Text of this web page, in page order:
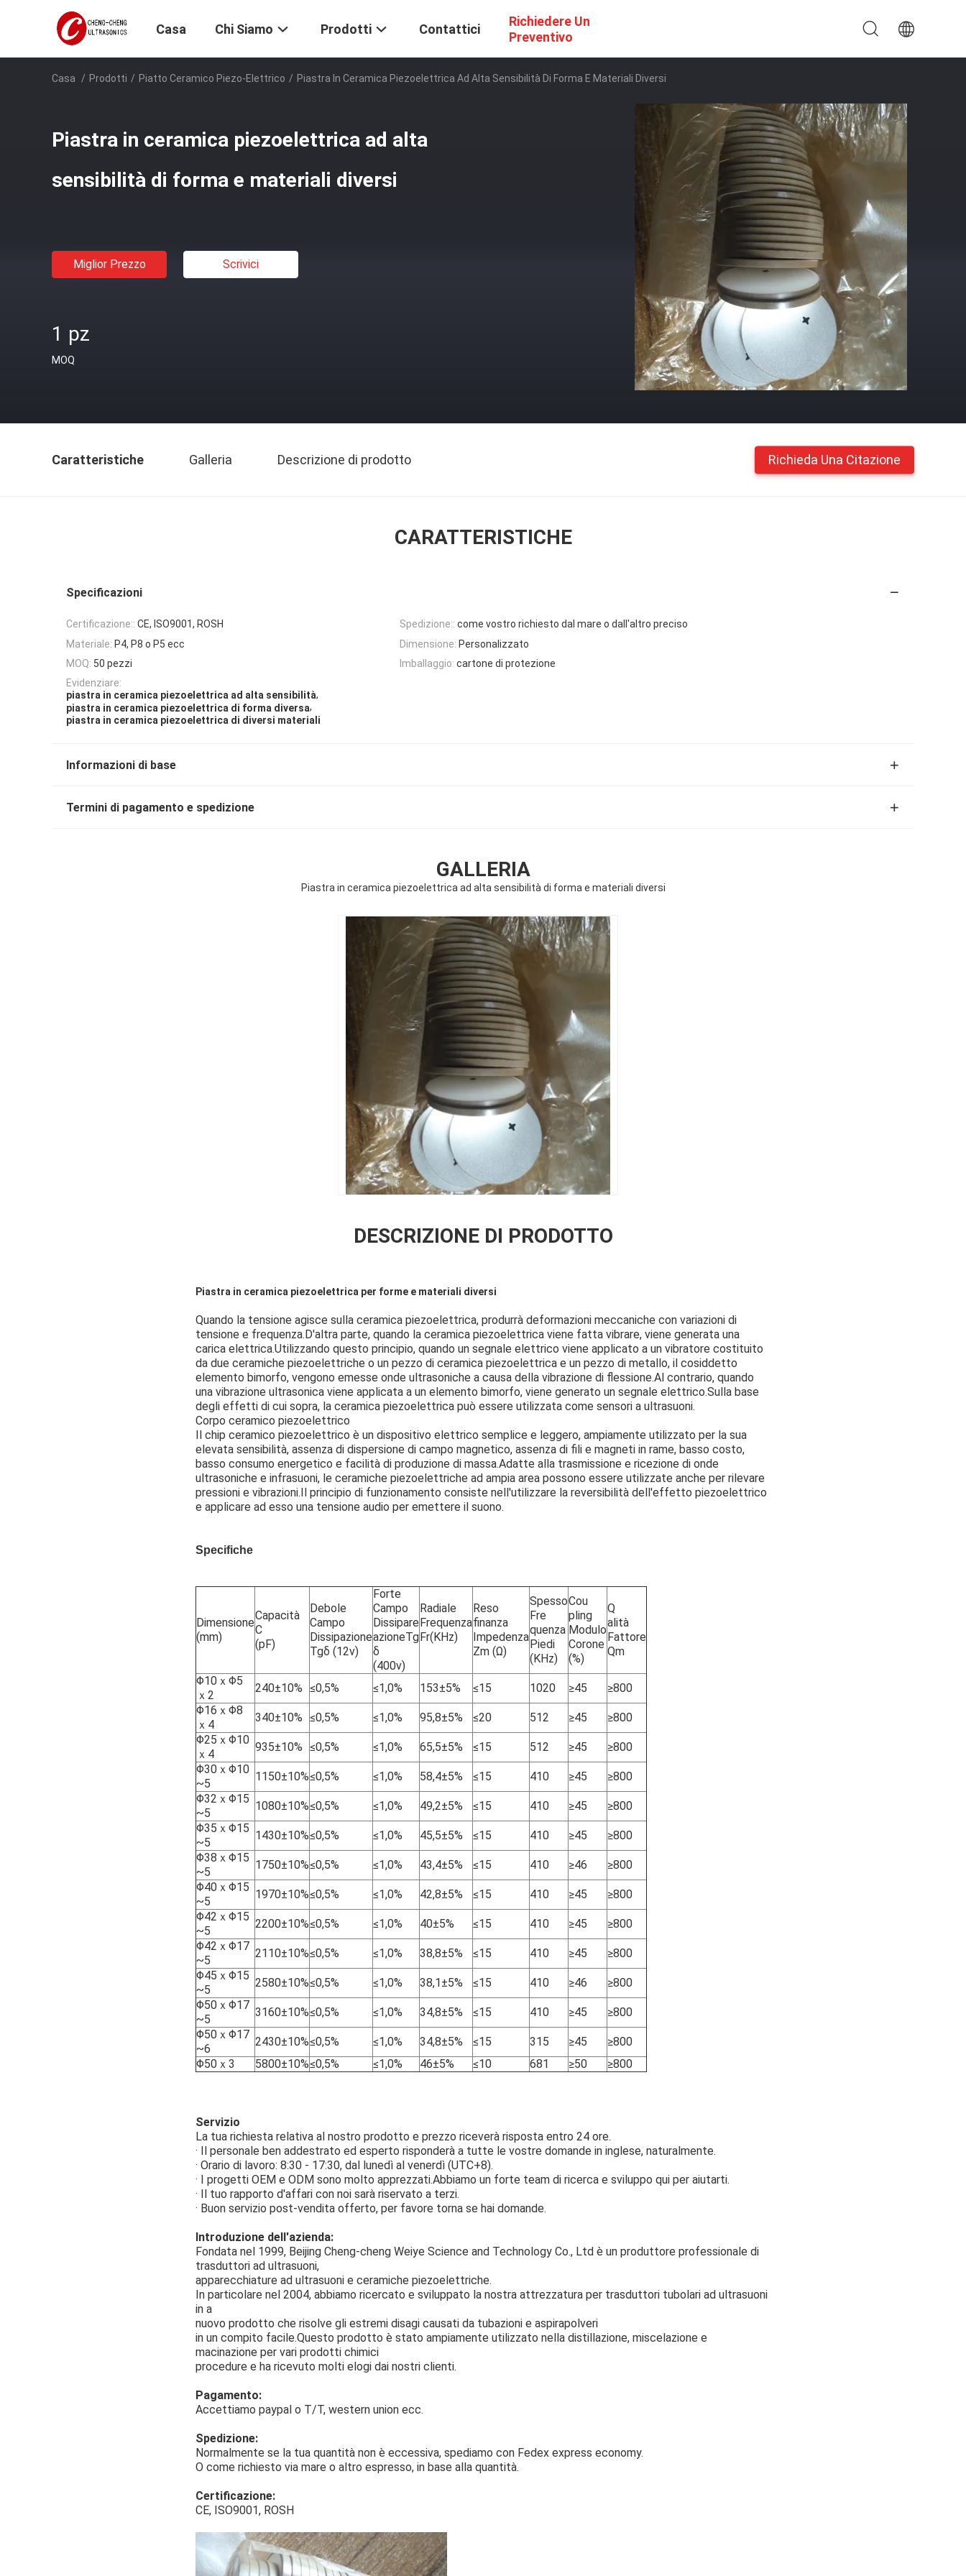
Casa Chi Siamo Prodotti Contattici
Richiedere Un
Preventivo
Casa / Prodotti / Piatto Ceramico Piezo-Elettrico / Piastra In Ceramica Piezoelettrica Ad Alta Sensibilità Di Forma E Materiali Diversi
Piastra in ceramica piezoelettrica ad alta
sensibilità di forma e materiali diversi
Miglior Prezzo Scrivici
1 pz
MOQ
Caratteristiche Galleria Descrizione di prodotto Richieda Una Citazione
CARATTERISTICHE
Specificazioni
Certificazione:: CE, ISO9001, ROSH Spedizione:: come vostro richiesto dal mare o dall'altro preciso
Materiale: P4, P8 o P5 ecc Dimensione: Personalizzato
MOQ: 50 pezzi Imballaggio: cartone di protezione
Evidenziare:
piastra in ceramica piezoelettrica ad alta sensibilità,
piastra in ceramica piezoelettrica di forma diversa,
piastra in ceramica piezoelettrica di diversi materiali
Informazioni di base
Termini di pagamento e spedizione
GALLERIA
Piastra in ceramica piezoelettrica ad alta sensibilità di forma e materiali diversi
DESCRIZIONE DI PRODOTTO
Piastra in ceramica piezoelettrica per forme e materiali diversi
Quando la tensione agisce sulla ceramica piezoelettrica, produrrà deformazioni meccaniche con variazioni di
tensione e frequenza.D'altra parte, quando la ceramica piezoelettrica viene fatta vibrare, viene generata una
carica elettrica.Utilizzando questo principio, quando un segnale elettrico viene applicato a un vibratore costituito
da due ceramiche piezoelettriche o un pezzo di ceramica piezoelettrica e un pezzo di metallo, il cosiddetto
elemento bimorfo, vengono emesse onde ultrasoniche a causa della vibrazione di flessione.Al contrario, quando
una vibrazione ultrasonica viene applicata a un elemento bimorfo, viene generato un segnale elettrico.Sulla base
degli effetti di cui sopra, la ceramica piezoelettrica può essere utilizzata come sensori a ultrasuoni.
Corpo ceramico piezoelettrico
Il chip ceramico piezoelettrico è un dispositivo elettrico semplice e leggero, ampiamente utilizzato per la sua
elevata sensibilità, assenza di dispersione di campo magnetico, assenza di fili e magneti in rame, basso costo,
basso consumo energetico e facilità di produzione di massa.Adatte alla trasmissione e ricezione di onde
ultrasoniche e infrasuoni, le ceramiche piezoelettriche ad ampia area possono essere utilizzate anche per rilevare
pressioni e vibrazioni.Il principio di funzionamento consiste nell'utilizzare la reversibilità dell'effetto piezoelettrico
e applicare ad esso una tensione audio per emettere il suono.
Specifiche
Dimensione
(mm)
Capacità
C
(pF)
Debole
Campo
Dissipazione
Tgδ (12v)
Forte
Campo
Dissipare
azioneTg
δ
(400v)
Radiale
Frequenza
Fr(KHz)
Reso
finanza
Impedenza
Zm (Ω)
Spesso
Fre
quenza
Piedi
(KHz)
Cou
pling
Modulo
Corone
(%)
Q
alità
Fattore
Qm
Φ10ｘΦ5
ｘ2
240±10% ≤0,5% ≤1,0% 153±5% ≤15 1020 ≥45
≥800
Φ16ｘΦ8
ｘ4
340±10% ≤0,5% ≤1,0% 95,8±5% ≤20 512 ≥45
≥800
Φ25ｘΦ10
ｘ4
935±10% ≤0,5% ≤1,0% 65,5±5% ≤15 512 ≥45
≥800
Φ30ｘΦ10
~5
1150±10%≤0,5% ≤1,0% 58,4±5% ≤15 410 ≥45
≥800
Φ32ｘΦ15
~5
1080±10%≤0,5% ≤1,0% 49,2±5% ≤15 410 ≥45
≥800
Φ35ｘΦ15
~5
1430±10%≤0,5% ≤1,0% 45,5±5% ≤15 410 ≥45
≥800
Φ38ｘΦ15
~5
1750±10%≤0,5% ≤1,0% 43,4±5% ≤15 410 ≥46
≥800
Φ40ｘΦ15
~5
1970±10%≤0,5% ≤1,0% 42,8±5% ≤15 410 ≥45
≥800
Φ42ｘΦ15
~5
2200±10%≤0,5% ≤1,0% 40±5% ≤15 410 ≥45
≥800
Φ42ｘΦ17
~5
2110±10%≤0,5% ≤1,0% 38,8±5% ≤15 410 ≥45
≥800
Φ45ｘΦ15
~5
2580±10%≤0,5% ≤1,0% 38,1±5% ≤15 410 ≥46
≥800
Φ50ｘΦ17
~5
3160±10%≤0,5% ≤1,0% 34,8±5% ≤15 410 ≥45
≥800
Φ50ｘΦ17
~6
2430±10%≤0,5% ≤1,0% 34,8±5% ≤15 315 ≥45
≥800
Φ50ｘ3
5800±10%≤0,5% ≤1,0% 46±5% ≤10 681 ≥50 ≥800
Servizio
La tua richiesta relativa al nostro prodotto e prezzo riceverà risposta entro 24 ore.
· Il personale ben addestrato ed esperto risponderà a tutte le vostre domande in inglese, naturalmente.
· Orario di lavoro: 8:30 - 17:30, dal lunedì al venerdì (UTC+8).
· I progetti OEM e ODM sono molto apprezzati.Abbiamo un forte team di ricerca e sviluppo qui per aiutarti.
· Il tuo rapporto d'affari con noi sarà riservato a terzi.
· Buon servizio post-vendita offerto, per favore torna se hai domande.
Introduzione dell'azienda:
Fondata nel 1999, Beijing Cheng-cheng Weiye Science and Technology Co., Ltd è un produttore professionale di
trasduttori ad ultrasuoni,
apparecchiature ad ultrasuoni e ceramiche piezoelettriche.
In particolare nel 2004, abbiamo ricercato e sviluppato la nostra attrezzatura per trasduttori tubolari ad ultrasuoni
in a
nuovo prodotto che risolve gli estremi disagi causati da tubazioni e aspirapolveri
in un compito facile.Questo prodotto è stato ampiamente utilizzato nella distillazione, miscelazione e
macinazione per vari prodotti chimici
procedure e ha ricevuto molti elogi dai nostri clienti.
Pagamento:
Accettiamo paypal o T/T, western union ecc.
Spedizione:
Normalmente se la tua quantità non è eccessiva, spediamo con Fedex express economy.
O come richiesto via mare o altro espresso, in base alla quantità.
Certificazione:
CE, ISO9001, ROSH